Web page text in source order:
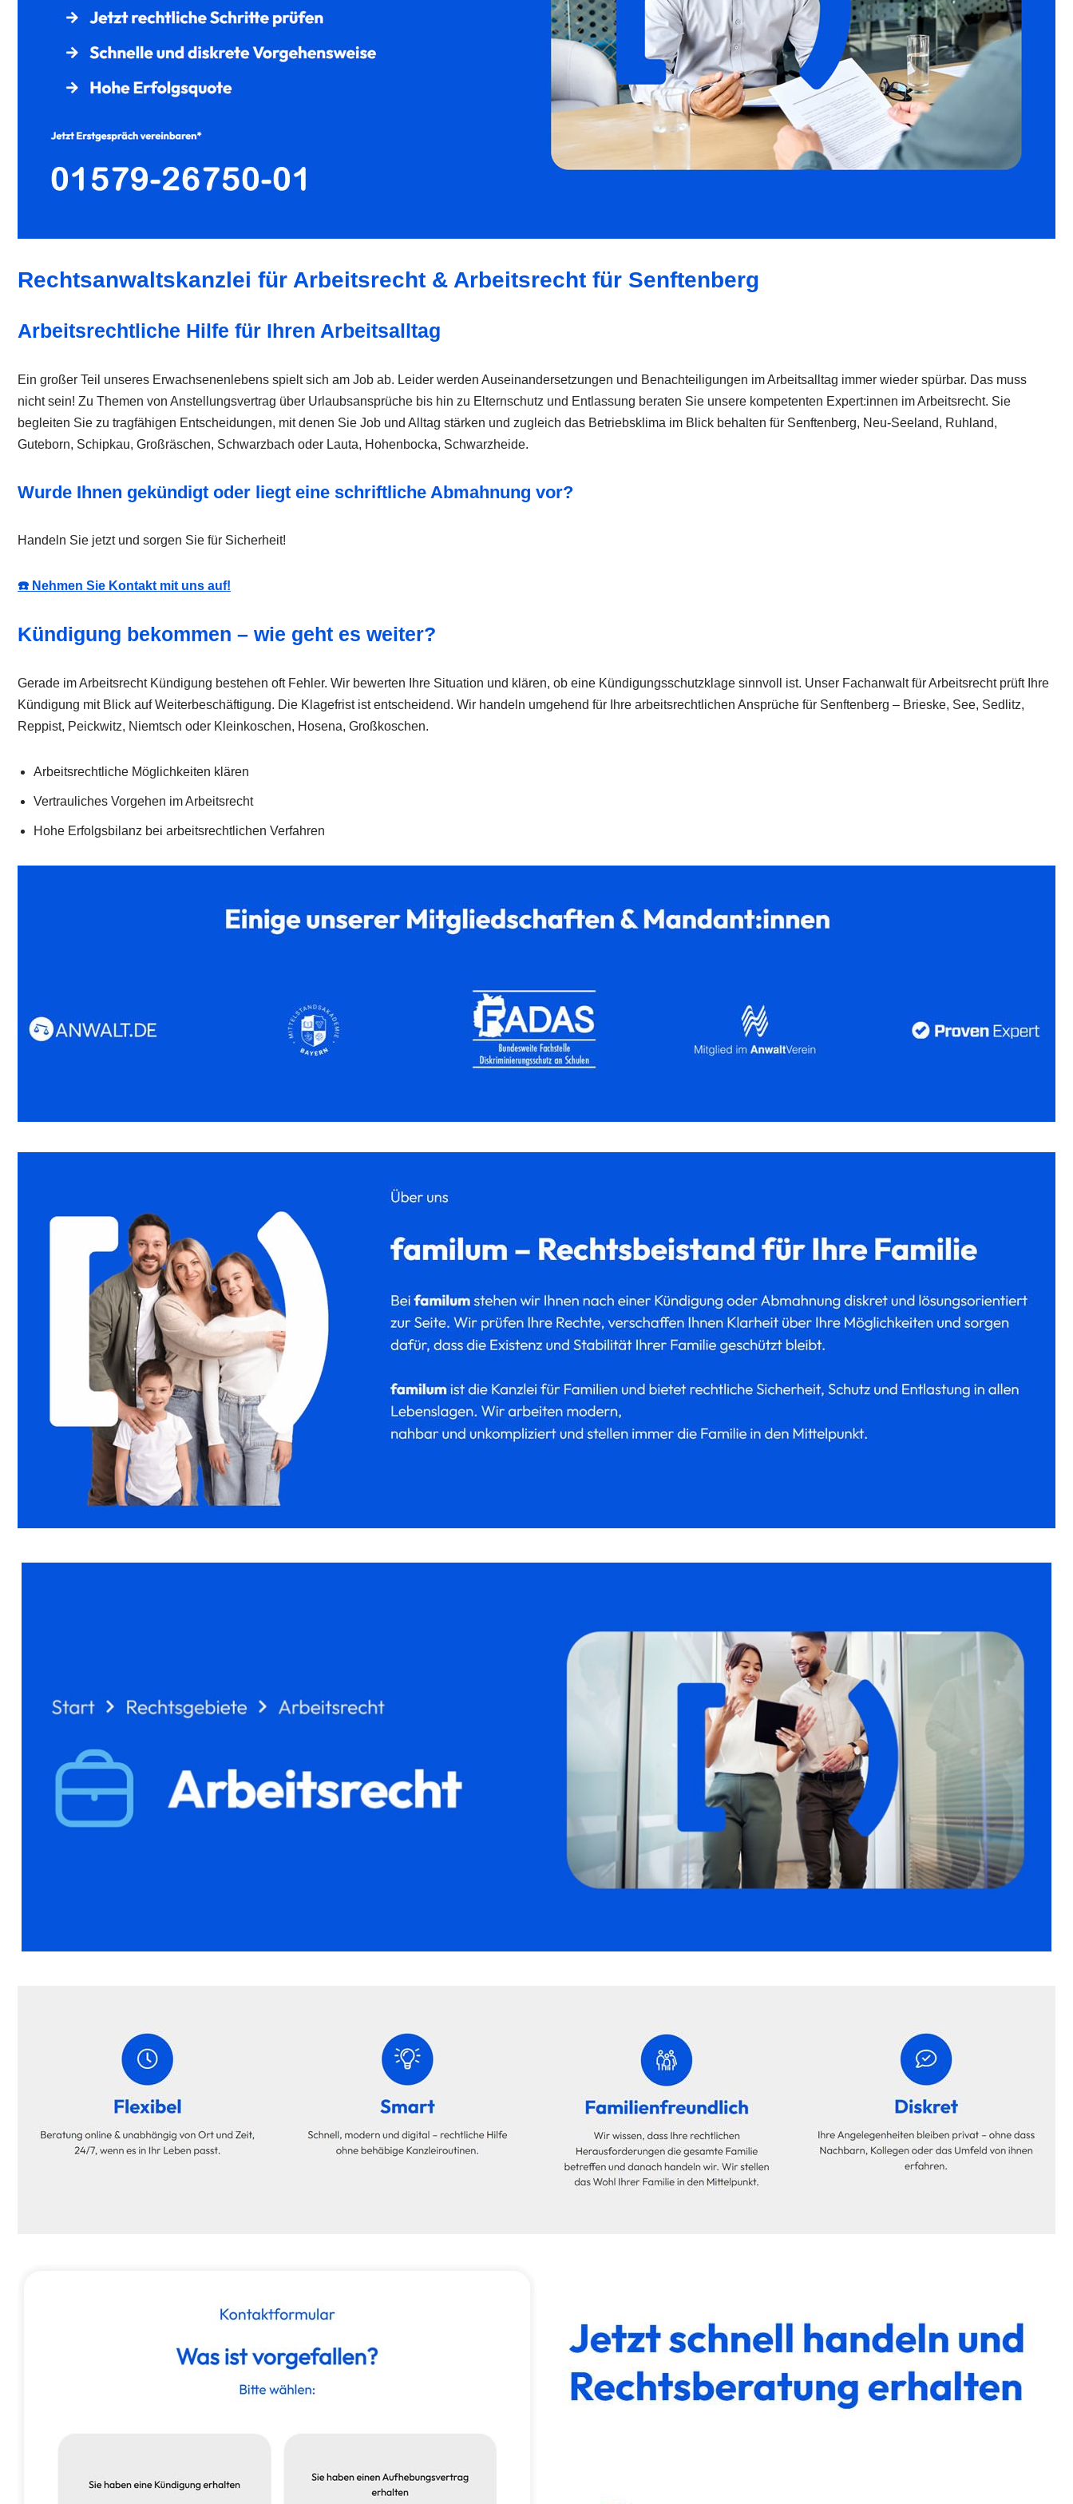
Rechtsanwaltskanzlei für Arbeitsrecht & Arbeitsrecht für Senftenberg
Arbeitsrechtliche Hilfe für Ihren Arbeitsalltag
Ein großer Teil unseres Erwachsenenlebens spielt sich am Job ab. Leider werden Auseinandersetzungen und Benachteiligungen im Arbeitsalltag immer wieder spürbar. Das muss
nicht sein! Zu Themen von Anstellungsvertrag über Urlaubsansprüche bis hin zu Elternschutz und Entlassung beraten Sie unsere kompetenten Expert:innen im Arbeitsrecht. Sie
begleiten Sie zu tragfähigen Entscheidungen, mit denen Sie Job und Alltag stärken und zugleich das Betriebsklima im Blick behalten für Senftenberg, Neu-Seeland, Ruhland,
Guteborn, Schipkau, Großräschen, Schwarzbach oder Lauta, Hohenbocka, Schwarzheide.
Wurde Ihnen gekündigt oder liegt eine schriftliche Abmahnung vor?
Handeln Sie jetzt und sorgen Sie für Sicherheit!
☎️ Nehmen Sie Kontakt mit uns auf!
Kündigung bekommen – wie geht es weiter?
Gerade im Arbeitsrecht Kündigung bestehen oft Fehler. Wir bewerten Ihre Situation und klären, ob eine Kündigungsschutzklage sinnvoll ist. Unser Fachanwalt für Arbeitsrecht prüft Ihre
Kündigung mit Blick auf Weiterbeschäftigung. Die Klagefrist ist entscheidend. Wir handeln umgehend für Ihre arbeitsrechtlichen Ansprüche für Senftenberg – Brieske, See, Sedlitz,
Reppist, Peickwitz, Niemtsch oder Kleinkoschen, Hosena, Großkoschen.
Arbeitsrechtliche Möglichkeiten klären
Vertrauliches Vorgehen im Arbeitsrecht
Hohe Erfolgsbilanz bei arbeitsrechtlichen Verfahren